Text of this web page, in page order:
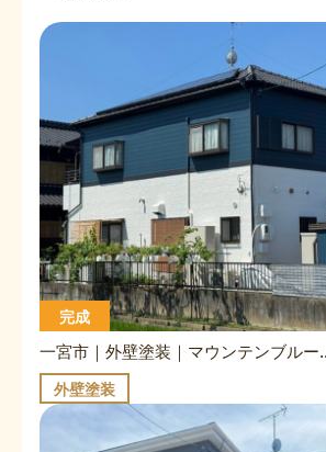
完成
一宮市｜外壁塗
外壁塗装